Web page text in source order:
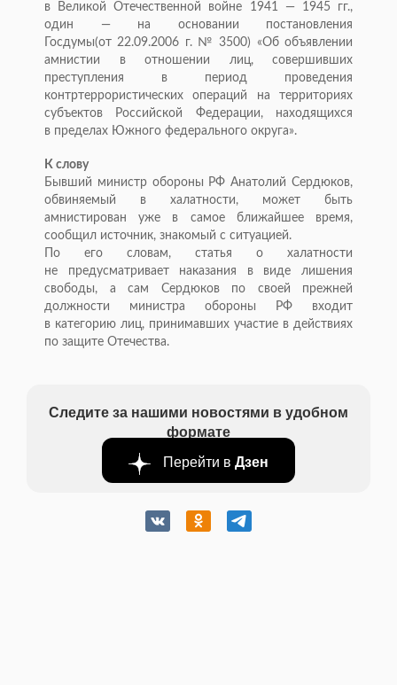
в
Великой Отечественной войне 1941 —1945 гг.,
один
—на
основании постановления
Госдумы(от 22.09.2006 г. № 3500) «Об объявлении
амнистии в
отношении лиц, совершивших
преступления в
период проведения
контртеррористических операций на
территориях
субъектов Российской Федерации, находящихся
в пределах Южного федерального округа».
К слову
Бывший министр обороны РФ Анатолий Сердюков,
обвиняемый в
халатности, может быть
амнистирован уже в
самое ближайшее время,
сообщил источник, знакомый с ситуацией.
По
его словам, статья о
халатности
не
предусматривает наказания в
виде лишения
свободы, а
сам Сердюков по
своей прежней
должности министра обороны РФ
входит
в категорию лиц, принимавших участие в действиях
по защите Отечества.
Следите за нашими новостями в удобном
формате
Перейти в Дзен